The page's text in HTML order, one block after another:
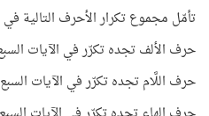
تأمّل مجموع تكرار الأحرف التالية في
حرف الألف تجده تكرّر في الآيات السبع 50
حرف اللَّام تجده تكرّر في الآيات السبع 37 مرّة.